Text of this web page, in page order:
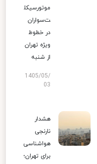
موتورسیکل
ت‌سواران
در خطوط
ویژه تهران
از شنبه
1405/05/
03
هشدار
نارنجی
هواشناسی
برای تهران؛